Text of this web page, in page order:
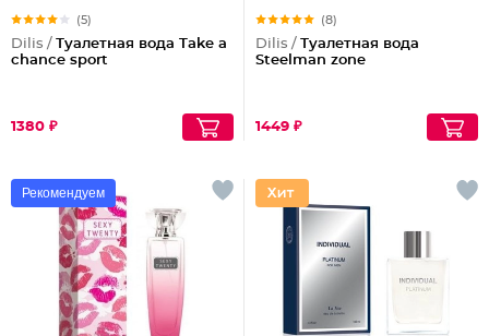
(5)
Dilis / Туалетная вода Take a
chance sport
1380 ₽
(8)
Dilis / Туалетная вода
Steelman zone
1449 ₽
Рекомендуем